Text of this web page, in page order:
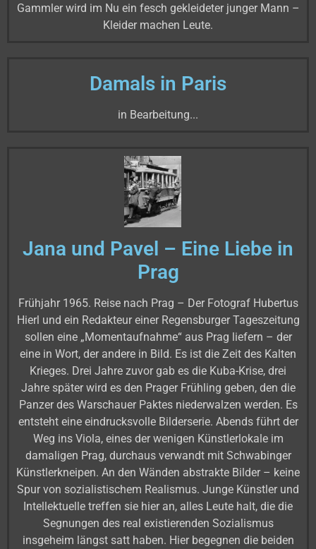
Gammler wird im Nu ein fesch gekleideter junger Mann –
Kleider machen Leute.
Damals in Paris
in Bearbeitung...
Jana und Pavel – Eine Liebe in
Prag
Frühjahr 1965. Reise nach Prag – Der Fotograf Hubertus
Hierl und ein Redakteur einer Regensburger Tageszeitung
sollen eine „Momentaufnahme“ aus Prag liefern – der
eine in Wort, der andere in Bild. Es ist die Zeit des Kalten
Krieges. Drei Jahre zuvor gab es die Kuba-Krise, drei
Jahre später wird es den Prager Frühling geben, den die
Panzer des Warschauer Paktes niederwalzen werden. Es
entsteht eine eindrucksvolle Bilderserie. Abends führt der
Weg ins Viola, eines der wenigen Künstlerlokale im
damaligen Prag, durchaus verwandt mit Schwabinger
Künstlerkneipen. An den Wänden abstrakte Bilder – keine
Spur von sozialistischem Realismus. Junge Künstler und
Intellektuelle treffen sie hier an, alles Leute halt, die die
Segnungen des real existierenden Sozialismus
insgeheim längst satt haben. Hier begegnen die beiden